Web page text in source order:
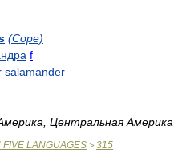
(Cope)
f
salamander
Центральная Америка
LANGUAGES > 315